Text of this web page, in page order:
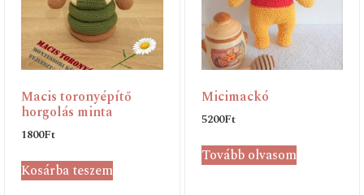
Macis toronyépítő
horgolás minta
1800Ft
Kosárba teszem
Micimackó
5200Ft
Tovább olvasom